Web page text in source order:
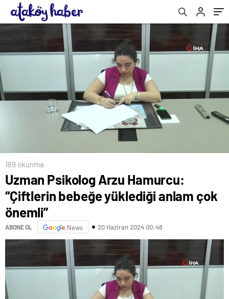
189 okunma
Uzman Psikolog Arzu Hamurcu:
“Çiftlerin bebeğe yüklediği anlam çok
önemli”
ABONE OL News 20 Haziran 2024 00:48
emaresi gözlemlemedim